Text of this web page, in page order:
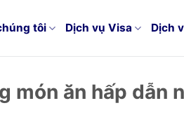
tôi Dịch vụ Visa Dịch
món ăn hấp dẫn